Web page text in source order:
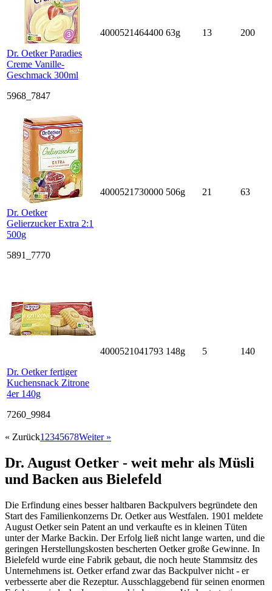
Dr. Oetker Paradies
Creme Vanille-
Geschmack 300ml
5968_7847
4000521464400 63g 13 200
Dr. Oetker
Gelierzucker Extra 2:1
500g
5891_7770
4000521730000 506g 21 63
Dr. Oetker fertiger
Kuchensnack Zitrone
4er 140g
7260_9984
4000521041793 148g 5 140
« Zurück12345678Weiter »
Dr. August Oetker - weit mehr als Müsli
und Backen aus Bielefeld
Die Erfindung eines besser haltbaren Backpulvers begründete den
Start des Familienkonzerns Dr. Oetker aus Westfalen. 1901 meldete
August Oetker sein Patent an und verkaufte es in kleinen Tüten
unter der Marke Backin. Der Erfolg ließ nicht lange warten, und die
geringen Herstellungskosten bescherten Oetker große Gewinne. In
Bielefeld wurde eine Fabrik gebaut, die noch heute Stammsitz des
Unternehmens ist. Oetker erfand zwar das Backpulver nicht - er
verbesserte aber die Rezeptur. Ausschlaggebend für seinen enormen